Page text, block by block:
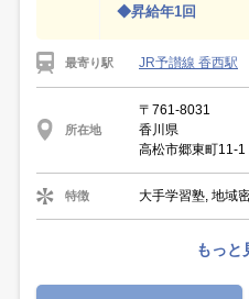
◆昇給年1回
最寄り駅 JR予讃線 香西駅
所在地
〒761-8031
香川県
高松市郷東町11-1
特徴 大手学習塾, 地域
もっと